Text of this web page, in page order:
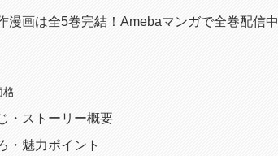
漫画は全5巻完結！Amebaマンガで全巻配信中
格
・ストーリー概要
・魅力ポイント